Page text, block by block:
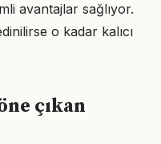
avantajlar sağlıyor.
o kadar kalıcı
çıkan